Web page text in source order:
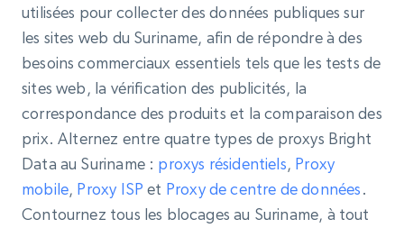
utilisées pour collecter des données publiques sur
les sites web du Suriname, afin de répondre à des
besoins commerciaux essentiels tels que les tests de
sites web, la vérification des publicités, la
correspondance des produits et la comparaison des
prix. Alternez entre quatre types de proxys Bright
Data au Suriname : proxys résidentiels, Proxy
mobile, Proxy ISP et Proxy de centre de données.
Contournez tous les blocages au Suriname, à tout